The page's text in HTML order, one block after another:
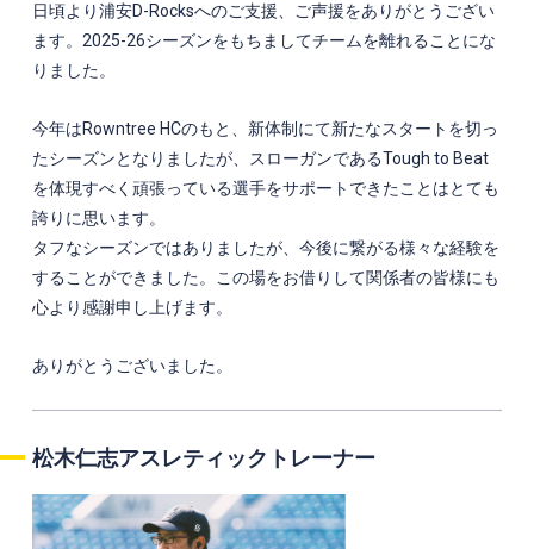
日頃より浦安D-Rocksへのご支援、ご声援をありがとうござい
ます。2025-26シーズンをもちましてチームを離れることにな
りました。
今年はRowntree HCのもと、新体制にて新たなスタートを切っ
たシーズンとなりましたが、スローガンであるTough to Beat
を体現すべく頑張っている選手をサポートできたことはとても
誇りに思います。
タフなシーズンではありましたが、今後に繋がる様々な経験を
することができました。この場をお借りして関係者の皆様にも
心より感謝申し上げます。
ありがとうございました。
松木仁志アスレティックトレーナー